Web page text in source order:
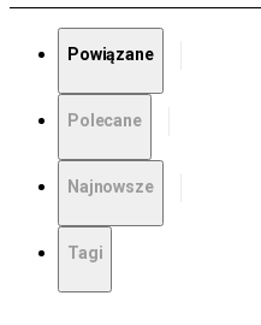
Powiązane
Polecane
Najnowsze
Tagi